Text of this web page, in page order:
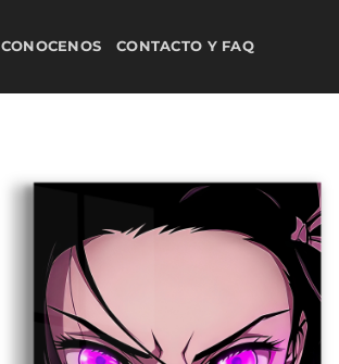
CONOCENOS CONTACTO Y FAQ